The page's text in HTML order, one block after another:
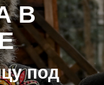
В
под